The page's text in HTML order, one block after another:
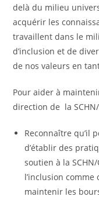
delà du milieu
acquérir les
travaillent dans le
d’inclusion et de
de nos valeurs en
Pour aider à
direction de la
Reconnaître qu’il
d’établir des
soutien à la
l’inclusion
maintenir les